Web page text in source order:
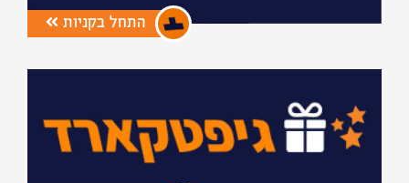
התחל בקניות